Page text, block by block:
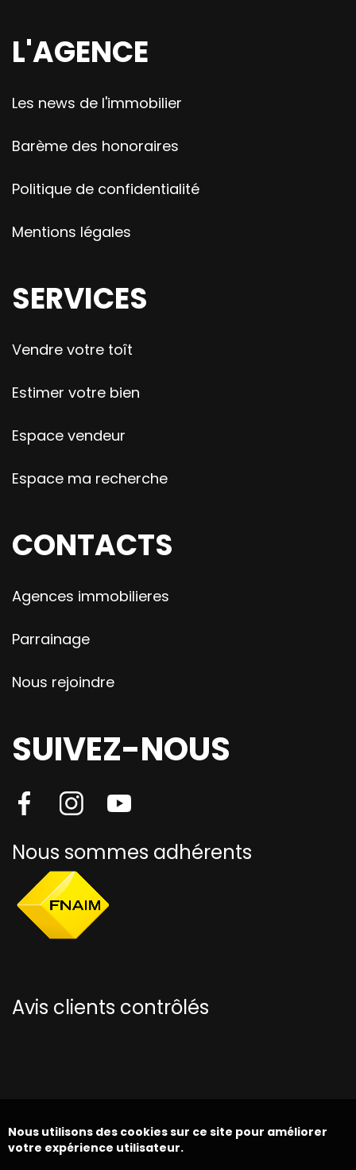
L'AGENCE
Les news de l'immobilier
Barème des honoraires
Politique de confidentialité
Mentions légales
SERVICES
Vendre votre toît
Estimer votre bien
Espace vendeur
Espace ma recherche
CONTACTS
Agences immobilieres
Parrainage
Nous rejoindre
SUIVEZ-NOUS
Nous sommes adhérents
Avis clients contrôlés
Nous utilisons des cookies sur ce site pour améliorer
votre expérience utilisateur.